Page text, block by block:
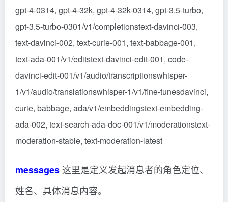
gpt-4-0314, gpt-4-32k, gpt-4-32k-0314, gpt-3.5-turbo,
gpt-3.5-turbo-0301/v1/completionstext-davinci-003,
text-davinci-002, text-curie-001, text-babbage-001,
text-ada-001/v1/editstext-davinci-edit-001, code-
davinci-edit-001/v1/audio/transcriptionswhisper-
1/v1/audio/translationswhisper-1/v1/fine-tunesdavinci,
curie, babbage, ada/v1/embeddingstext-embedding-
ada-002, text-search-ada-doc-001/v1/moderationstext-
moderation-stable, text-moderation-latest
messages 这里是定义发起消息者的角色定位、
姓名、具体消息内容。